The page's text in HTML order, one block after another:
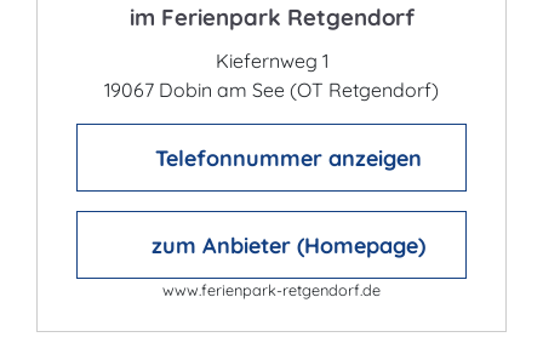
im Ferienpark Retgendorf
Kiefernweg 1
19067 Dobin am See (OT Retgendorf)
Telefonnummer anzeigen
zum Anbieter (Homepage)
www.ferienpark-retgendorf.de